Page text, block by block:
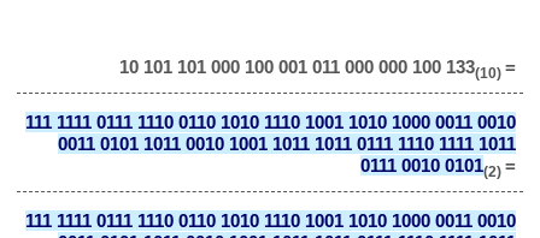
10 101 101 000 100 001 011 000 000 100 133(10) =
111 1111 0111 1110 0110 1010 1110 1001 1010 1000 0011 0010
0011 0101 1011 0010 1001 1011 1011 0111 1110 1111 1011
0111 0010 0101(2) =
111 1111 0111 1110 0110 1010 1110 1001 1010 1000 0011 0010